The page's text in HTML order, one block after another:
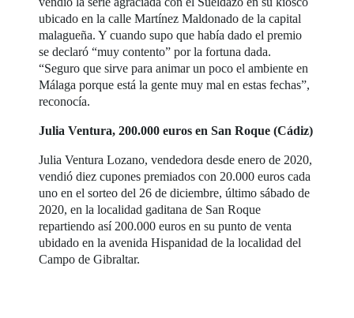
ubicado en la calle Martínez Maldonado de la capital
malagueña. Y cuando supo que había dado el premio
se declaró “muy contento” por la fortuna dada.
“Seguro que sirve para animar un poco el ambiente en
Málaga porque está la gente muy mal en estas fechas”,
reconocía.
Julia Ventura, 200.000 euros en San Roque (Cádiz)
Julia Ventura Lozano, vendedora desde enero de 2020,
vendió diez cupones premiados con 20.000 euros cada
uno en el sorteo del 26 de diciembre, último sábado de
2020, en la localidad gaditana de San Roque
repartiendo así 200.000 euros en su punto de venta
ubidado en la avenida Hispanidad de la localidad del
Campo de Gibraltar.